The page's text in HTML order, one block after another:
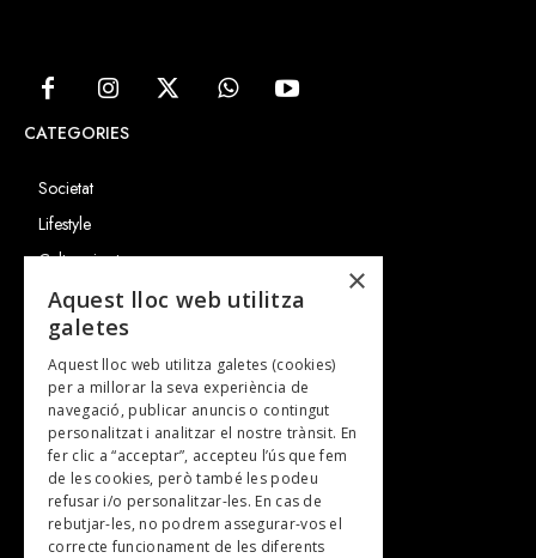
CATEGORIES
Societat
Lifestyle
Cultura i art
Entrevistes
Gastronomia
TV
Plans per fer
Revistes
SUBSCRIU-TE A LA NOSTRA NEWSLETTER!
×
Aquest lloc web utilitza
galetes
Aquest lloc web utilitza galetes (cookies)
per a millorar la seva experiència de
navegació, publicar anuncis o contingut
personalitzat i analitzar el nostre trànsit. En
fer clic a “acceptar”, accepteu l’ús que fem
de les cookies, però també les podeu
refusar i/o personalitzar-les. En cas de
rebutjar-les, no podrem assegurar-vos el
correcte funcionament de les diferents